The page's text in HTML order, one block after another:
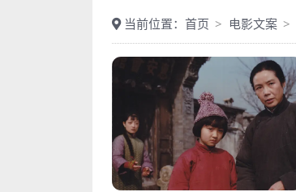
当前位置： 首页 电影文案